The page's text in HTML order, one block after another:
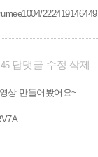
222419146449
답댓글 수정 삭제
상 만들어봤어요~